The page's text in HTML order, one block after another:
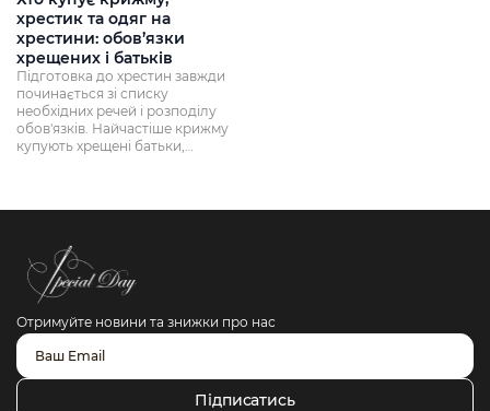
хрестик та одяг на
хрестини: обов’язки
хрещених і батьків
Підготовка до хрестин завжди
починається зі списку
необхідних речей і розподілу
обов'язків. Найчастіше крижму
купують хрещені батьки,
Отримуйте новини та знижки про нас
Підписатись